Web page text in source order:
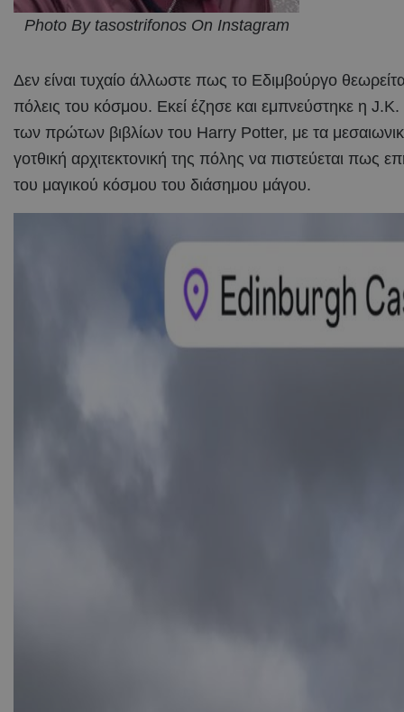
Photo By tasostrifonos On Instagram
Δεν είναι τυχαίο άλλωστε πως το Εδιμβούργο
πόλεις του κόσμου. Εκεί έζησε και εμπνεύστηκε η
των πρώτων βιβλίων του Harry Potter, με τα
γοτθική αρχιτεκτονική της πόλης να πιστεύεται πως
του μαγικού κόσμου του διάσημου μάγου.